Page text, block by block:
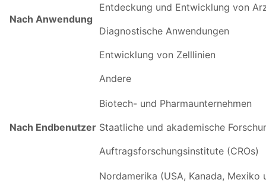
Nach Anwendung
Entdeckung und Entwicklung von
Diagnostische Anwendungen
Entwicklung von Zelllinien
Andere
Nach Endbenutzer
Biotech- und Pharmaunternehmen
Staatliche und akademische
Auftragsforschungsinstitute (CROs)
Nordamerika (USA, Kanada,